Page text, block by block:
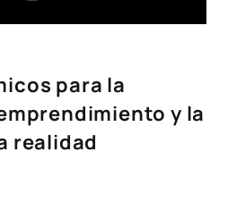
para la
y la
realidad